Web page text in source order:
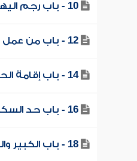
10 - باب رجم اليهودي واليهودية
12 - باب من عمل عمل قوم لوط
14 - باب إقامة الحدود على الإماء
16 - باب حد السكران
18 - باب الكبير والمريض يجب عليه الحد